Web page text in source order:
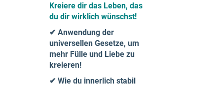
Kreiere dir das Leben, das
du dir wirklich wünschst!
✔ Anwendung der
universellen Gesetze, um
mehr Fülle und Liebe zu
kreieren!
✔ Wie du innerlich stabil